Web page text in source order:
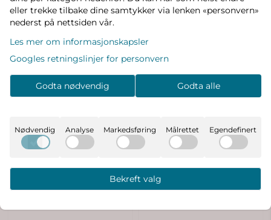
eller trekke tilbake dine samtykker via lenken «personvern»
nederst på nettsiden vår.
Les mer om informasjonskapsler
Googles retningslinjer for personvern
Godta nødvendig Godta alle
Nødvendig Analyse Markedsføring Målrettet Egendefinert
Bekreft valg